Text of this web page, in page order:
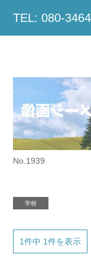
TEL: 080-
No.1939
学校
1件中 1件を表示